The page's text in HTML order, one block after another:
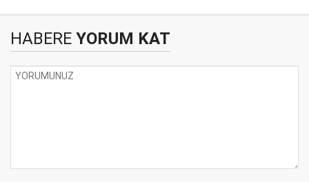
HABERE YORUM KAT